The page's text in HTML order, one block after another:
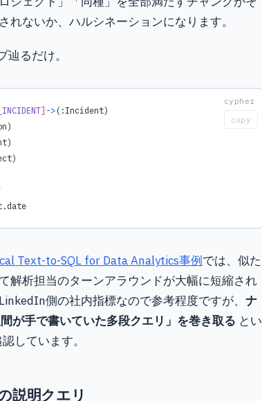
れないか、ハルシネーションになります。
るだけ。
] ->(:Incident)
copy
Text-to-SQL for Data Analytics事例では、似た
解析担当のターンアラウンドが大幅に短縮され
側の社内指標なので参考程度ですが、 ナ
が手で書いていた多段クエリ」を巻き取る とい
しています。
説明クエリ